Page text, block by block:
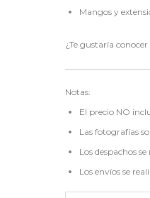
Mangos y
¿Te gustaría
Notas:
El precio NO
Las fotografías
Los despachos
Los envíos se